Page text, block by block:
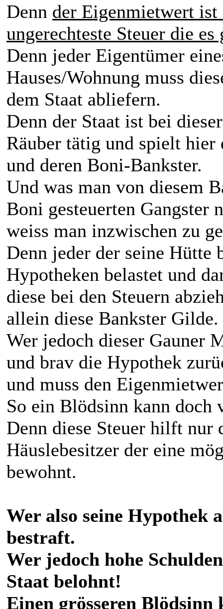
Denn der Eigenmietwert
ungerechteste Steuer die es
Denn jeder Eigentümer
Hauses/Wohnung muss
dem Staat abliefern.
Denn der Staat ist bei
Räuber tätig und spielt
und deren Boni-Bankster.
Und was man von diesem
Boni gesteuerten Gangster
weiss man inzwischen zu
Denn jeder der seine
Hypotheken belastet und
diese bei den Steuern
allein diese Bankster Gilde.
Wer jedoch dieser Gauner
und brav die Hypothek
und muss den
So ein Blödsinn kann
Denn diese Steuer hilft nur
Häuslebesitzer der eine
bewohnt.
Wer also seine Hypothek
bestraft.
Wer jedoch hohe
Staat belohnt!
Einen grösseren Blödsinn